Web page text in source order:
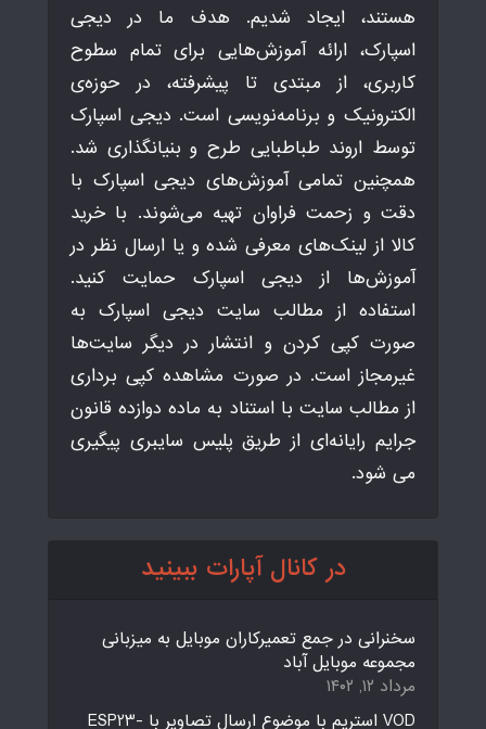
هستند، ایجاد شدیم. هدف ما در دیجی
اسپارک، ارائه آموزش‌هایی برای تمام سطوح
کاربری، از مبتدی تا پیشرفته، در حوزه‌ی
الکترونیک و برنامه‌نویسی است. دیجی اسپارک
توسط اروند طباطبایی طرح و بنیانگذاری شد.
همچنین تمامی آموزش‌های دیجی اسپارک با
دقت و زحمت فراوان تهیه می‌شوند. با خرید
کالا از لینک‌های معرفی شده و یا ارسال نظر در
آموزش‌ها از دیجی اسپارک حمایت کنید.
استفاده از مطالب سایت دیجی اسپارک به
صورت کپی کردن و انتشار در دیگر سایت‌ها
غیرمجاز است. در صورت مشاهده کپی برداری
از مطالب سایت با استناد به ماده دوازده قانون
جرایم رایانه‌ای از طریق پلیس سایبری پیگیری
می شود.
در کانال آپارات ببینید
سخنرانی در جمع تعمیرکاران موبایل به میزبانی
مجموعه موبایل آباد
مرداد ۱۲, ۱۴۰۲
VOD استریم با موضوع ارسال تصاویر با ESP23-